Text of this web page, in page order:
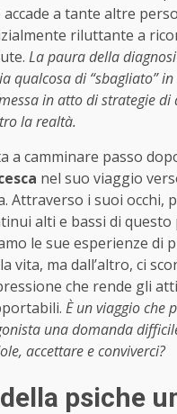
a tante altre
riluttante a
La paura della
qualcosa di “sbagliato”
in atto di strategie di
la realtà.
a camminare passo
nel suo viaggio
Attraverso i suoi occhi,
alti e bassi di questo
le sue esperienze di
vita, ma dall’altro, ci
che rende gli
È un viaggio che
una domanda
accettare e conviverci?
psiche